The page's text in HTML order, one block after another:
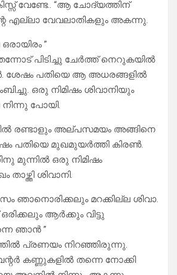
വേണ്ടേ.. “ആ ചോദ്യത്തിന്
എല്ലാ വേവലാതികളും അകന്നു.
”
പിടിച്ചു ചേർത്ത് നെറുകയിൽ
ശേഷം പതിയെ ആ അധരങ്ങളിൽ
ഒരു നിമിഷം ശിവാനിയും
പോയി.
രണ്ടാളും അല്പസമയം അങ്ങിനെ
പതിയെ മുഖമുയർത്തി കിരൺ.
മുന്നിൽ ഒരു നിമിഷം
ശിവാനി.
ഞാനൊരിക്കലും മറക്കില്ല ശിവാ.
ആർക്കും വിട്ടു
ഞാൻ ”
പ്രണയം നിറഞ്ഞിരുന്നു.
കണ്ണുകളിൽ തന്നെ നോക്കി